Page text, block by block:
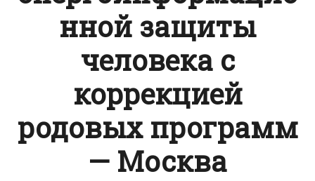
нной защиты
человека с
коррекцией
родовых программ
— Москва